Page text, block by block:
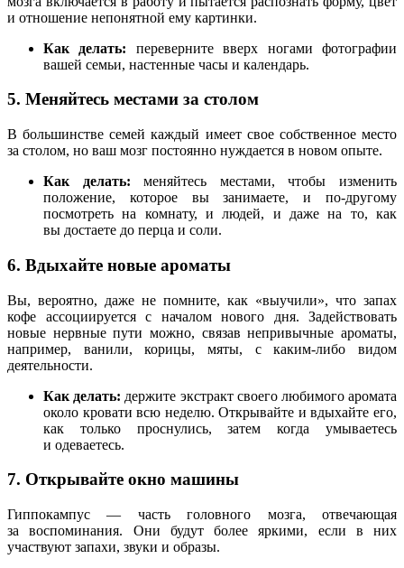
и отношение непонятной ему картинки.
Как делать: переверните вверх ногами фотографии
вашей семьи, настенные часы и календарь.
5. Меняйтесь местами за столом
В большинстве семей каждый имеет свое собственное место
за столом, но ваш мозг постоянно нуждается в новом опыте.
Как делать: меняйтесь местами, чтобы изменить
положение, которое вы занимаете, и по-другому
посмотреть на комнату, и людей, и даже на то, как
вы достаете до перца и соли.
6. Вдыхайте новые ароматы
Вы, вероятно, даже не помните, как «выучили», что запах
кофе ассоциируется с началом нового дня. Задействовать
новые нервные пути можно, связав непривычные ароматы,
например, ванили, корицы, мяты, с каким-либо видом
деятельности.
Как делать: держите экстракт своего любимого аромата
около кровати всю неделю. Открывайте и вдыхайте его,
как только проснулись, затем когда умываетесь
и одеваетесь.
7. Открывайте окно машины
Гиппокампус — часть головного мозга, отвечающая
за воспоминания. Они будут более яркими, если в них
участвуют запахи, звуки и образы.